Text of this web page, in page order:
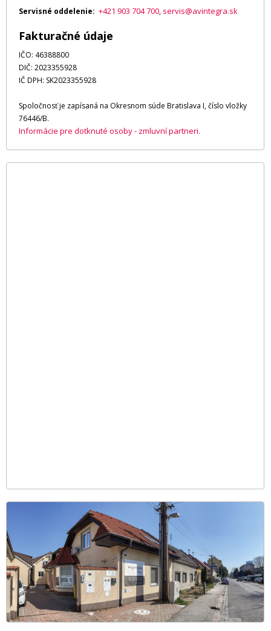
Servisné oddelenie: +421 903 704 700, servis@avintegra.sk
Fakturačné údaje
IČO: 46388800
DIČ: 2023355928
IČ DPH: SK2023355928
Spoločnosť je zapísaná na Okresnom súde Bratislava I, číslo vložky
76446/B.
Informácie pre dotknuté osoby - zmluvní partneri.